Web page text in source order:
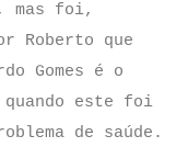
mas foi,
Roberto que
Gomes é o
quando este foi
de saúde.